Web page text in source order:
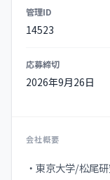
管理ID
14523
応募締切
2026年9月26日
会社概要
・東京大学/松尾